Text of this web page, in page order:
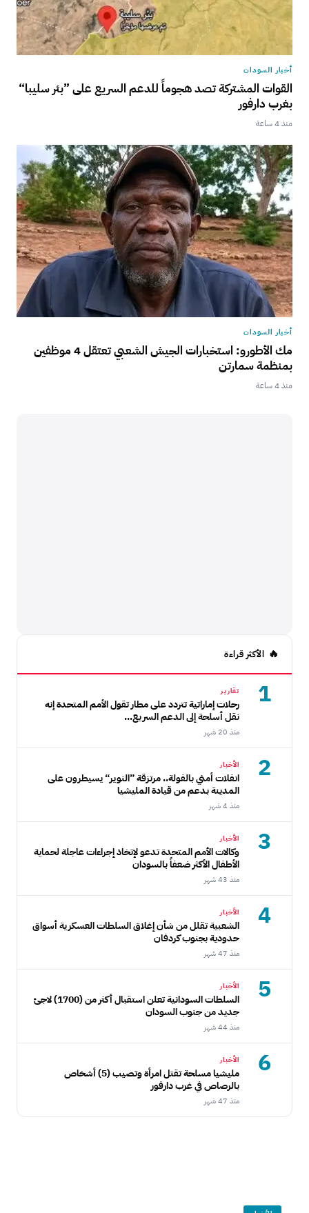
أخبار السودان
القوات المشتركة تصد هجوماً للدعم السريع على ”بئر سليبا“
بغرب دارفور
منذ 4 ساعة
أخبار السودان
مك الأطورو: استخبارات الجيش الشعبي تعتقل 4 موظفين
بمنظمة سمارتن
منذ 4 ساعة
الأكثر قراءة
1 تقارير
رحلات إماراتية تتردد على مطار تقول الأمم المتحدة إنه
نقل أسلحة إلى الدعم السريع...
منذ 20 شهر
2 الأخبار
انفلات أمني بالفولة.. مرتزقة ”النوير“ يسيطرون على
المدينة بدعم من قيادة المليشيا
منذ 4 شهر
3 الأخبار
وكالات الأمم المتحدة تدعو لإتخاذ إجراءات عاجلة لحماية
الأطفال الأكثر ضعفاً بالسودان
منذ 43 شهر
4 الأخبار
الشعبية تقلل من شأن إغلاق السلطات العسكرية أسواق
حدودية بجنوب كردفان
منذ 47 شهر
5 الأخبار
السلطات السودانية تعلن استقبال أكثر من (1700) لاجئ
جديد من جنوب السودان
منذ 44 شهر
6 الأخبار
مليشيا مسلحة تقتل امرأة وتصيب (5) أشخاص
بالرصاص في غرب دارفور
منذ 47 شهر